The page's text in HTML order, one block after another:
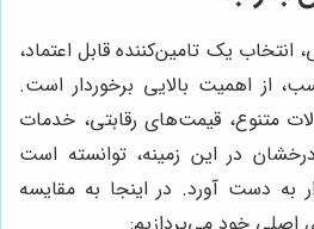
انتخاب یک تامین‌کننده قابل اعتماد،
از اهمیت بالایی برخوردار است.
متنوع، قیمت‌های رقابتی، خدمات
در این زمینه، توانسته است
به دست آورد. در اینجا به مقایسه